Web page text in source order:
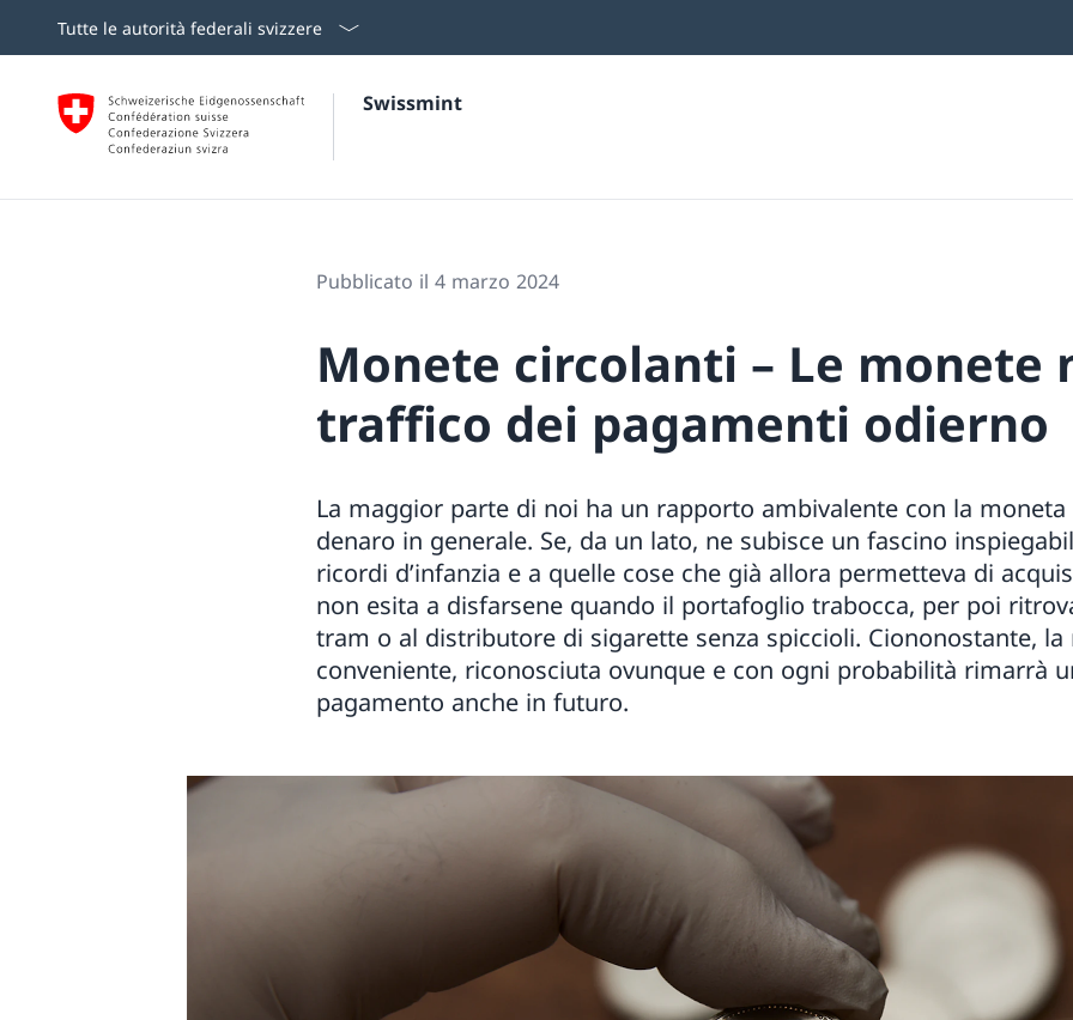
Tutte le autorità federali svizzere
Swissmint
Pubblicato il 4 marzo 2024
Monete circolanti – Le monete
traffico dei pagamenti odierno
La maggior parte di noi ha un rapporto ambivalente con la
denaro in generale. Se, da un lato, ne subisce un fascino
ricordi d’infanzia e a quelle cose che già allora permetteva di
non esita a disfarsene quando il portafoglio trabocca, per poi
tram o al distributore di sigarette senza spiccioli. Ciononostante,
conveniente, riconosciuta ovunque e con ogni probabilità rimarrà
pagamento anche in futuro.